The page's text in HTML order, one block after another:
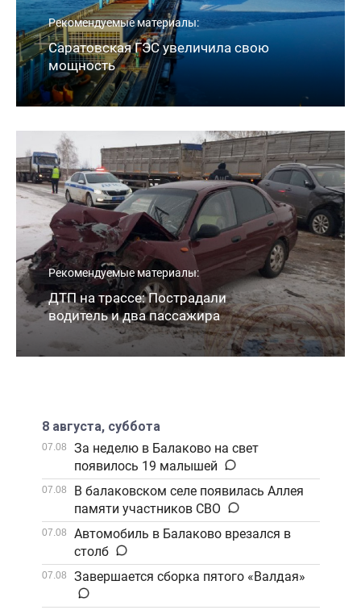
Рекомендуемые материалы:
Саратовская ГЭС увеличила свою
мощность
Рекомендуемые материалы:
ДТП на трассе: Пострадали
водитель и два пассажира
8 августа, суббота
07.08
За неделю в Балаково на свет
появилось 19 малышей
07.08
В балаковском селе появилась Аллея
памяти участников СВО
07.08
Автомобиль в Балаково врезался в
столб
07.08 Завершается сборка пятого «Валдая»